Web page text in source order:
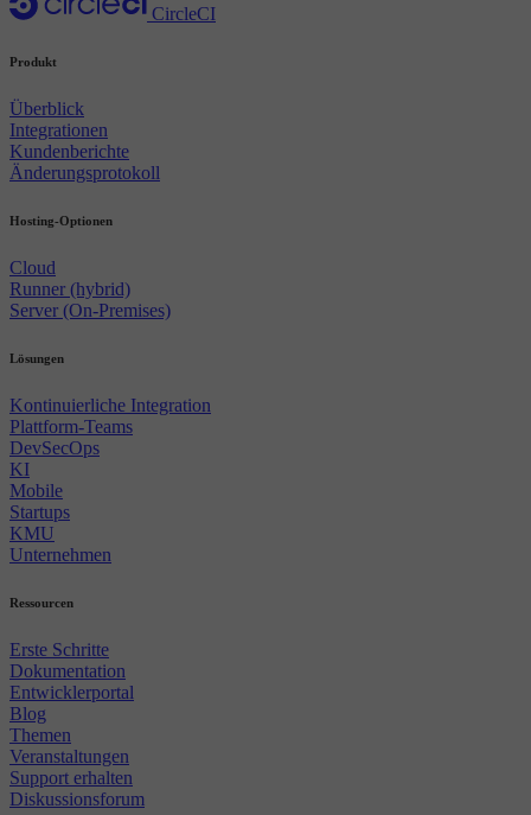
CircleCI
Produkt
Überblick
Integrationen
Kundenberichte
Änderungsprotokoll
Hosting-Optionen
Cloud
Runner (hybrid)
Server (On-Premises)
Lösungen
Kontinuierliche Integration
Plattform-Teams
DevSecOps
KI
Mobile
Startups
KMU
Unternehmen
Ressourcen
Erste Schritte
Dokumentation
Entwicklerportal
Blog
Themen
Veranstaltungen
Support erhalten
Diskussionsforum